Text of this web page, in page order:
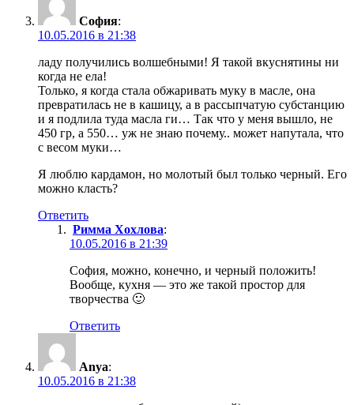
София:
10.05.2016 в 21:38
ладу получились волшебными! Я такой вкуснятины ни
когда не ела!
Только, я когда стала обжаривать муку в масле, она
превратилась не в кашицу, а в рассыпчатую субстанцию
и я подлила туда масла ги… Так что у меня вышло, не
450 гр, а 550… уж не знаю почему.. может напутала, что
с весом муки…
Я люблю кардамон, но молотый был только черный. Его
можно класть?
Ответить
Римма Хохлова:
10.05.2016 в 21:39
София, можно, конечно, и черный положить!
Вообще, кухня — это же такой простор для
творчества 🙂
Ответить
Anya:
10.05.2016 в 21:38